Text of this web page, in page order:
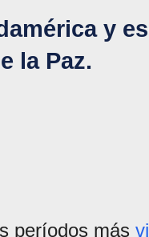
y
la Paz.
períodos más